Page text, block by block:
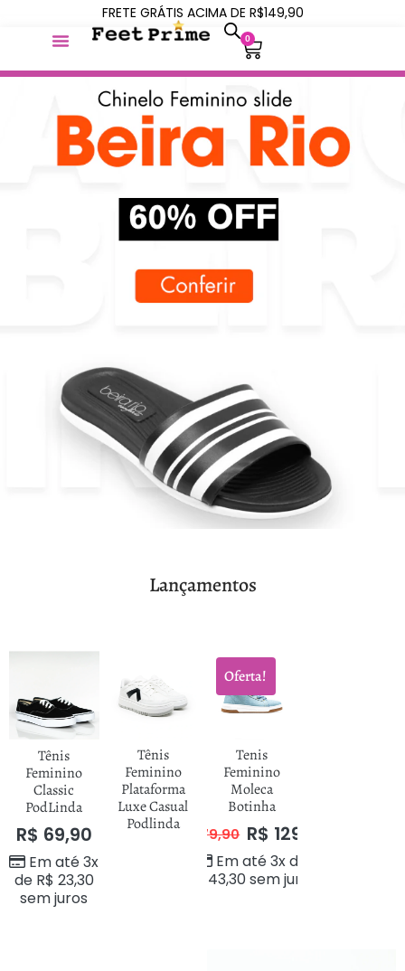
FRETE GRÁTIS ACIMA DE R$149,90
0
Lançamentos
Tênis
Feminino
Classic
PodLinda
R$ 69,90
Em até 3x
de R$ 23,30
sem juros
Tênis
Feminino
Plataforma
Luxe Casual
Podlinda
Oferta!
Tenis
Feminino
Moleca
Botinha
R$ 179,90 R$ 129,90
Em até 3x de
43,30sem juros